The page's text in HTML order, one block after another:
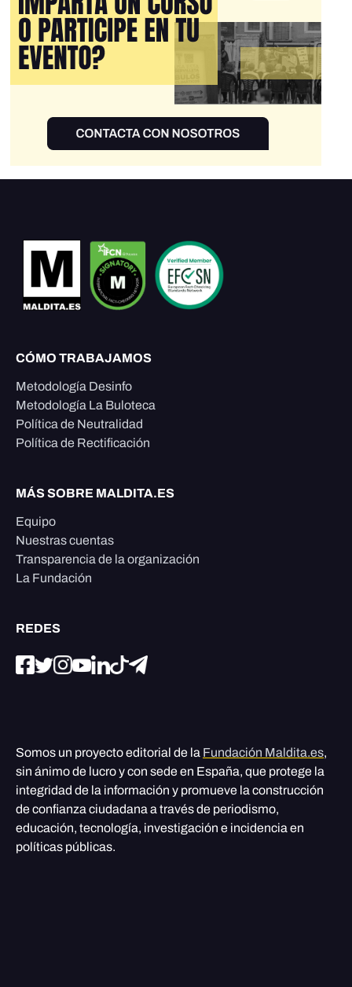
CÓMO TRABAJAMOS
Metodología Desinfo
Metodología La Buloteca
Política de Neutralidad
Política de Rectificación
MÁS SOBRE MALDITA.ES
Equipo
Nuestras cuentas
Transparencia de la organización
La Fundación
REDES
Somos un proyecto editorial de la Fundación Maldita.es,
sin ánimo de lucro y con sede en España, que protege la
integridad de la información y promueve la construcción
de confianza ciudadana a través de periodismo,
educación, tecnología, investigación e incidencia en
políticas públicas.